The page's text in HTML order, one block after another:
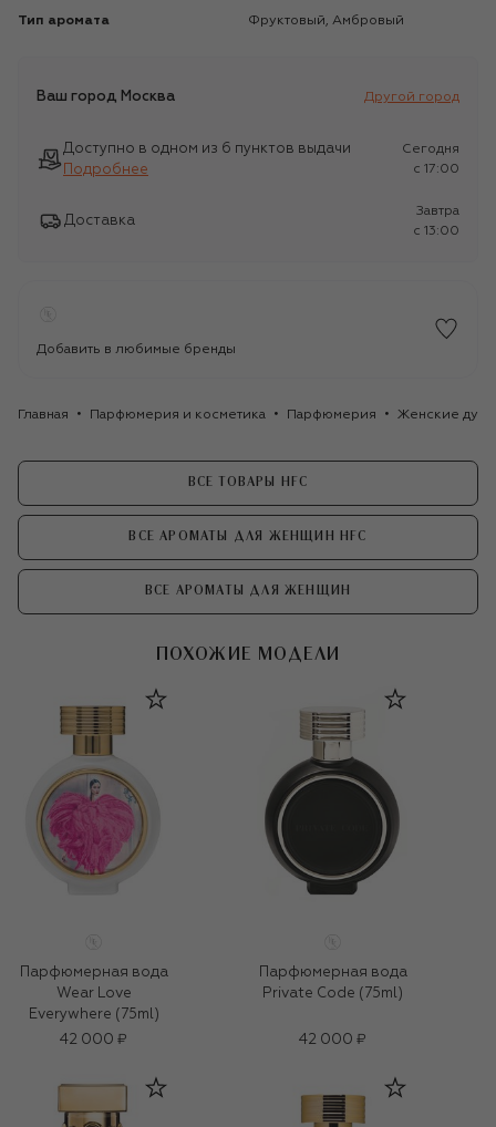
Тип аромата Фруктовый, Амбровый
Ваш город Москва Другой город
Доступно в одном из 6 пунктов выдачи
Подробнее
Сегодня
c 17:00
Доставка
Завтра
c 13:00
Добавить в любимые бренды
Главная Парфюмерия и косметика Парфюмерия Женские духи
ВСЕ ТОВАРЫ HFC
ВСЕ АРОМАТЫ ДЛЯ ЖЕНЩИН HFC
ВСЕ АРОМАТЫ ДЛЯ ЖЕНЩИН
ПОХОЖИЕ МОДЕЛИ
Парфюмерная вода
Wear Love
Everywhere (75ml)
42 000 ₽
Парфюмерная вода
Private Code (75ml)
42 000 ₽